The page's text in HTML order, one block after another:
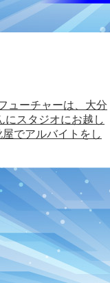
ューチャーは、大分
にスタジオにお越し
でアルバイトをし